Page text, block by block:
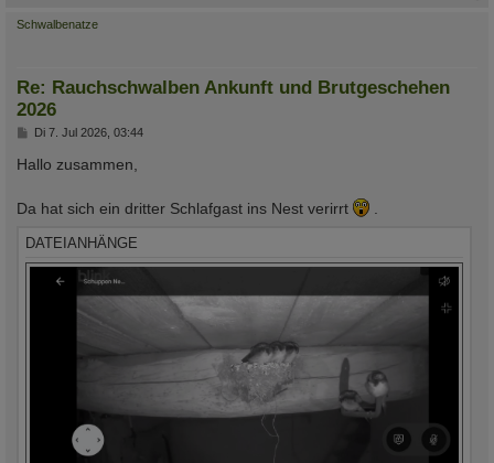
Schwalbenatze
Re: Rauchschwalben Ankunft und Brutgeschehen
2026
B
i
t
g
Di 7. Jul 2026, 03:44
Hallo zusammen,
Da hat sich ein dritter Schlafgast ins Nest verirrt
DATEIANHÄNGE